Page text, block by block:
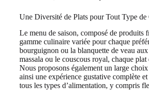
Une Diversité de Plats pour Tout Type
Le menu de saison, composé de produits
gamme culinaire variée pour chaque
bourguignon ou la blanquette de veau
massala ou le couscous royal, chaque
Nous proposons également un large choix
ainsi une expérience gustative complète
tous les types d’alimentation, y compris